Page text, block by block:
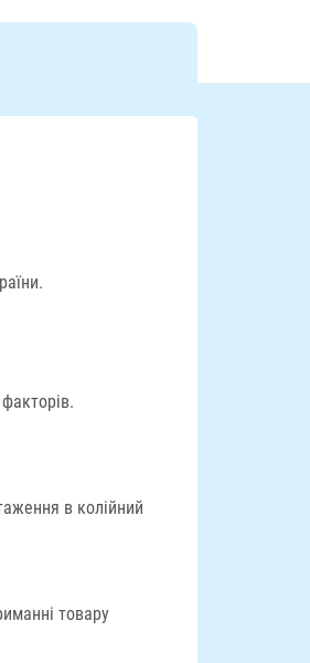
в колійний
товару